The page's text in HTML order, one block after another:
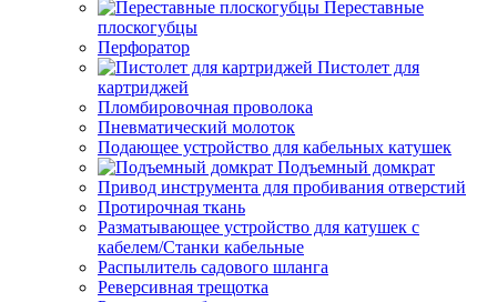
Переставные
плоскогубцы
Перфоратор
Пистолет для
картриджей
Пломбировочная проволока
Пневматический молоток
Подающее устройство для кабельных катушек
Подъемный домкрат
Привод инструмента для пробивания отверстий
Протирочная ткань
Разматывающее устройство для катушек с
кабелем/Станки кабельные
Распылитель садового шланга
Реверсивная трещотка